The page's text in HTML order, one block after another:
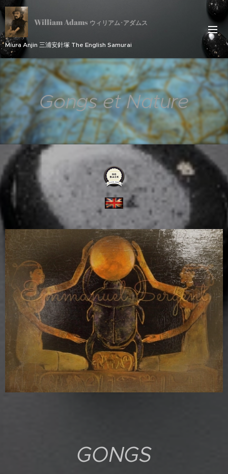
William Adams ウィリアム･アダムス
Miura Anjin 三浦安針塚 The English Samurai
Gongs et Nature
GONGS